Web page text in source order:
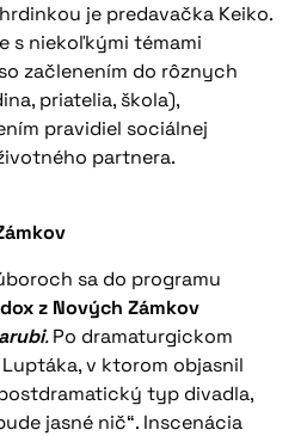
je predavačka Keiko.
s niekoľkými témami
začlenením do rôznych
priatelia, škola),
pravidiel sociálnej
partnera.
sa do programu
z Nových Zámkov
.Po dramaturgickom
v ktorom objasnil
typ divadla,
jasné nič“. Inscenácia